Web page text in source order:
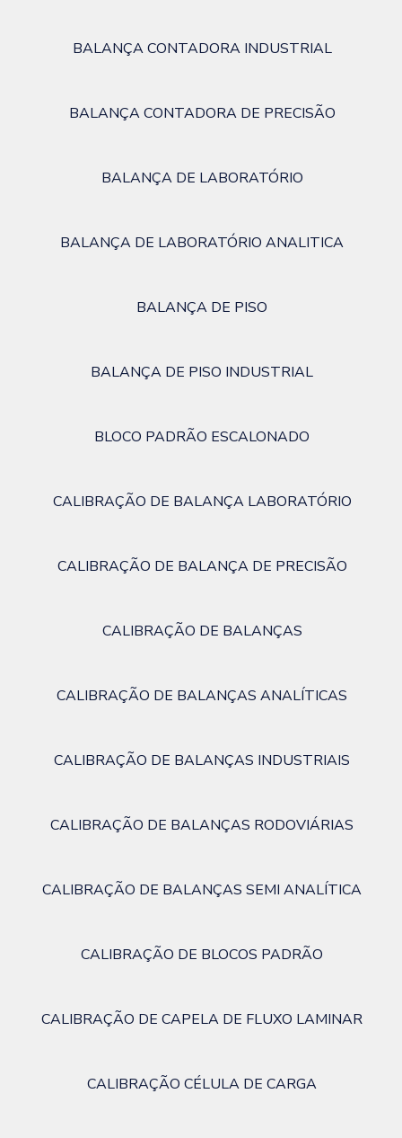
BALANÇA CONTADORA INDUSTRIAL
BALANÇA CONTADORA DE PRECISÃO
BALANÇA DE LABORATÓRIO
BALANÇA DE LABORATÓRIO ANALITICA
BALANÇA DE PISO
BALANÇA DE PISO INDUSTRIAL
BLOCO PADRÃO ESCALONADO
CALIBRAÇÃO DE BALANÇA LABORATÓRIO
CALIBRAÇÃO DE BALANÇA DE PRECISÃO
CALIBRAÇÃO DE BALANÇAS
CALIBRAÇÃO DE BALANÇAS ANALÍTICAS
CALIBRAÇÃO DE BALANÇAS INDUSTRIAIS
CALIBRAÇÃO DE BALANÇAS RODOVIÁRIAS
CALIBRAÇÃO DE BALANÇAS SEMI ANALÍTICA
CALIBRAÇÃO DE BLOCOS PADRÃO
CALIBRAÇÃO DE CAPELA DE FLUXO LAMINAR
CALIBRAÇÃO CÉLULA DE CARGA